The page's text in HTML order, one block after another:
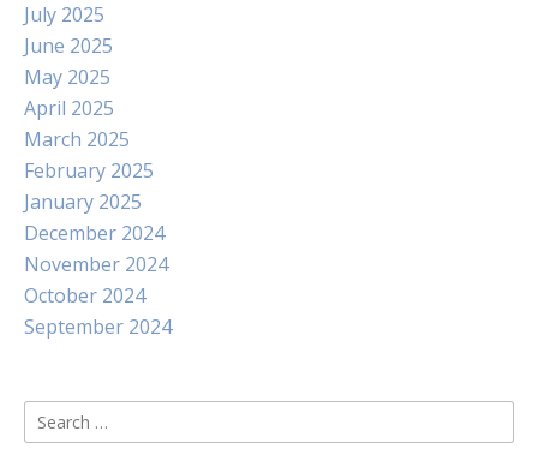
July 2025
June 2025
May 2025
April 2025
March 2025
February 2025
January 2025
December 2024
November 2024
October 2024
September 2024
Search
for: